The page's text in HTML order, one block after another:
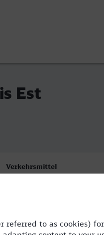
Est
Verkehrsmittel